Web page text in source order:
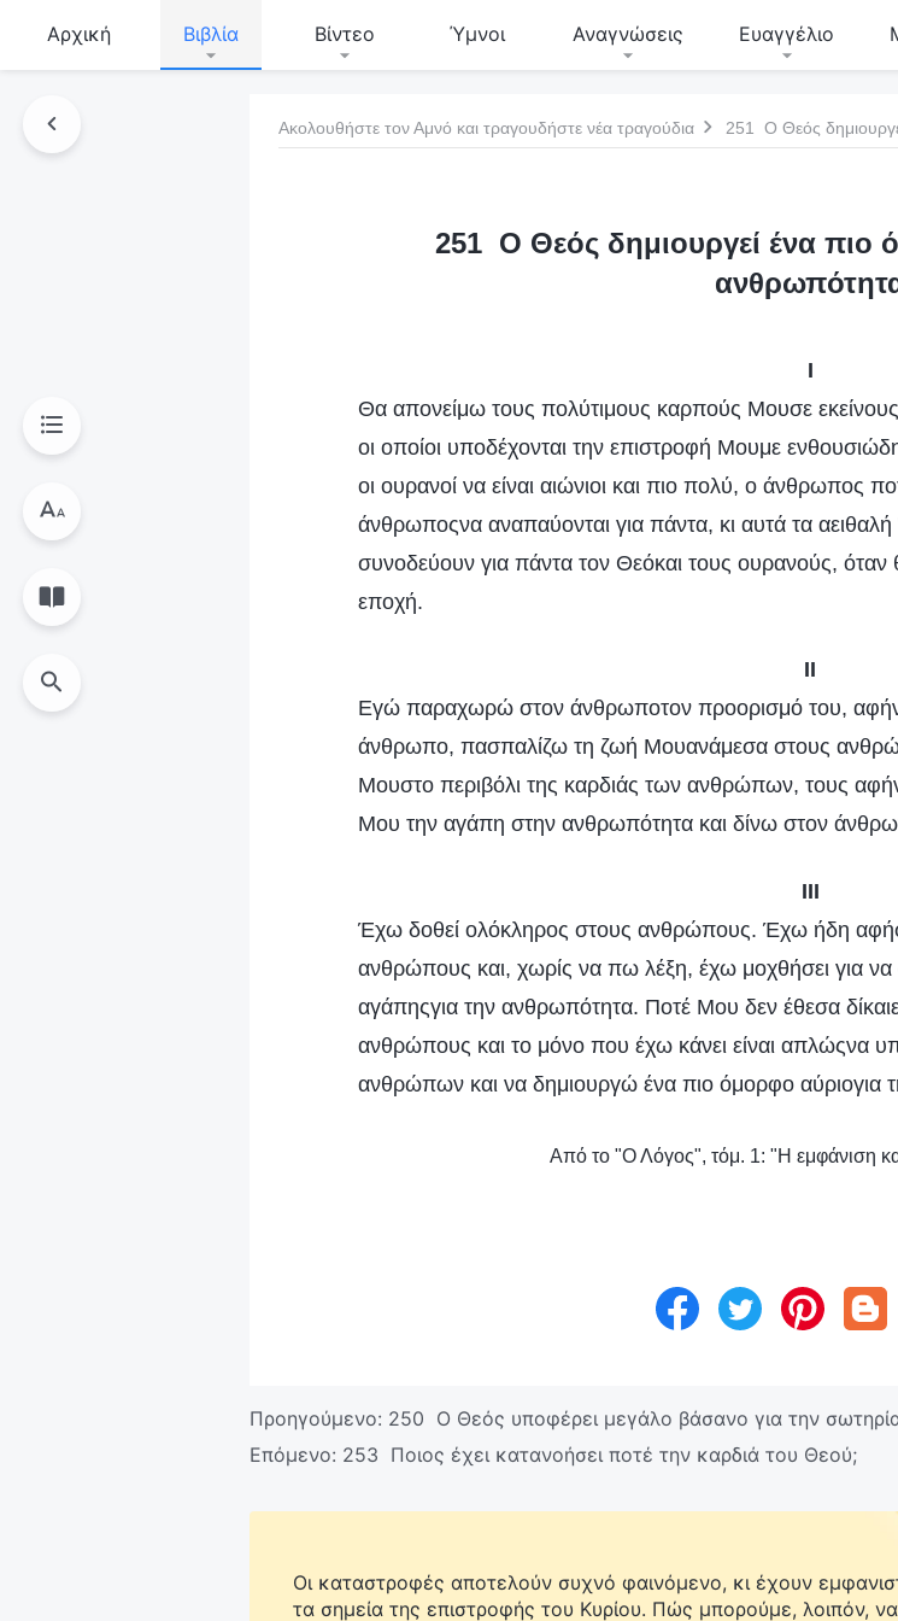
Αρχική Βιβλία Βίντεο Ύμνοι Αναγνώσεις Ευαγγέλιο
Ακολουθήστε τον Αμνό και τραγουδήστε νέα τραγούδια 251 Ο Θεός
251 Ο Θεός δημιουργεί ένα πιο
I
Θα απονείμω τους πολύτιμους καρπούς Μουσε
οι οποίοι υποδέχονται την επιστροφή Μουμε
οι ουρανοί να είναι αιώνιοι και πιο πολύ, ο άνθρωπος
άνθρωποςνα αναπαύονται για πάντα, κι αυτά τα
συνοδεύουν για πάντα τον Θεόκαι τους ουρανούς, όταν
εποχή.
II
Εγώ παραχωρώ στον άνθρωποτον προορισμό του,
άνθρωπο, πασπαλίζω τη ζωή Μουανάμεσα στους
Μουστο περιβόλι της καρδιάς των ανθρώπων, τους
Μου την αγάπη στην ανθρωπότητα και δίνω στον
III
Έχω δοθεί ολόκληρος στους ανθρώπους. Έχω ήδη
ανθρώπους και, χωρίς να πω λέξη, έχω μοχθήσει για
αγάπηςγια την ανθρωπότητα. Ποτέ Μου δεν έθεσα
ανθρώπους και το μόνο που έχω κάνει είναι απλώςνα
ανθρώπων και να δημιουργώ ένα πιο όμορφο αύριογια
Από το "Ο Λόγος", τόμ. 1: "Η εμφάνιση
Προηγούμενο: 250 Ο Θεός υποφέρει μεγάλο βάσανο για την
Επόμενο: 253 Ποιος έχει κατανοήσει ποτέ την καρδιά του Θεού;
Οι καταστροφές αποτελούν συχνό φαινόμενο, κι έχουν
τα σημεία της επιστροφής του Κυρίου. Πώς μπορούμε, λοιπόν, να